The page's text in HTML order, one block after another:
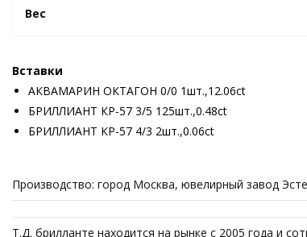
Вес
Вставки
АКВАМАРИН ОКТАГОН 0/0 1шт.,12.06ct
БРИЛЛИАНТ КР-57 3/5 125шт.,0.48ct
БРИЛЛИАНТ КР-57 4/3 2шт.,0.06ct
Производство: город Москва, ювелирный завод
Т.Д. брилланте находится на рынке с 2005 года и